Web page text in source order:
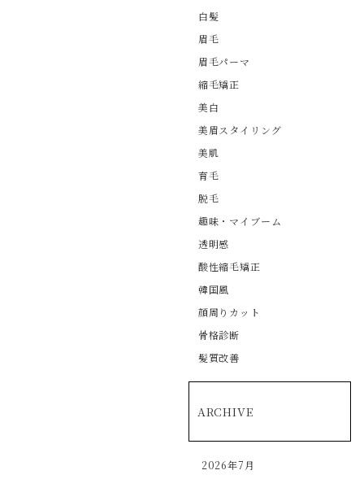
白髪
眉毛
眉毛パーマ
縮毛矯正
美白
美眉スタイリング
美肌
育毛
脱毛
趣味・マイブーム
透明感
酸性縮毛矯正
韓国風
顔周りカット
骨格診断
髪質改善
ARCHIVE
2026年7月